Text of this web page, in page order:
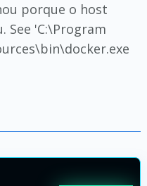
porque o host
See 'C:\Program